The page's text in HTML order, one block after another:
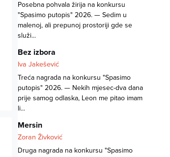
Posebna pohvala žirija na konkursu
"Spasimo putopis" 2026. — Sedim u
malenoj, ali prepunoj prostoriji gde se
služi...
Bez izbora
Iva Jakešević
Treća nagrada na konkursu "Spasimo
putopis" 2026. — Nekih mjesec-dva dana
prije samog odlaska, Leon me pitao imam
li...
Mersin
Zoran Živković
Druga nagrada na konkursu "Spasimo